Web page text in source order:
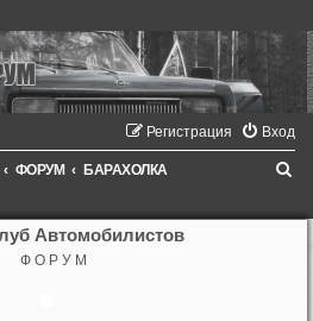
Вход
Регистрация
ФОРУМ
БАРАХОЛКА
Автомобилистов
Ф О Р У М